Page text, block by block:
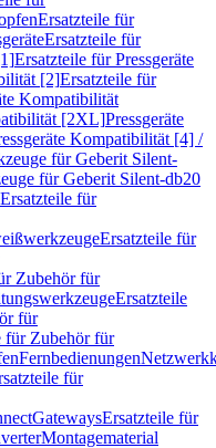
Ersatzteile für
Ersatzteile für
Ersatzteile für Pressgeräte
[2]Ersatzteile für
Kompatibilität
[2XL]Pressgeräte
Kompatibilität [4] /
für Geberit Silent-
für Geberit Silent-db20
Ersatzteile für
Ersatzteile für
Zubehör für
Ersatzteile
für
für Zubehör für
Fernbedienungen
für
GatewaysErsatzteile für
Montagematerial